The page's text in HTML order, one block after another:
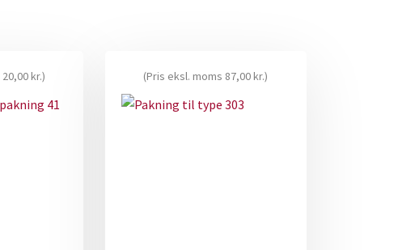
20,00kr.) (Pris eksl. moms 87,00kr.)